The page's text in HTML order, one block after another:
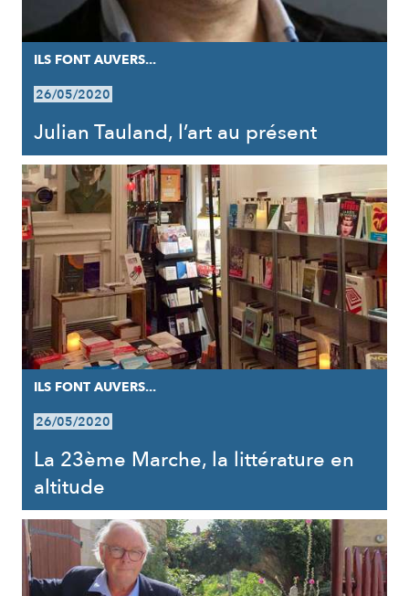
ILS FONT AUVERS...
26/05/2020
Julian Tauland, l’art au présent
ILS FONT AUVERS...
26/05/2020
La 23ème Marche, la littérature en
altitude